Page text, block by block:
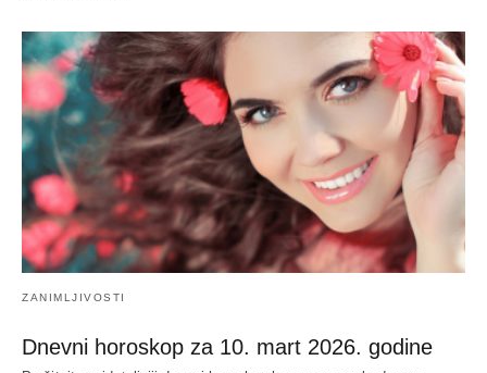
ZANIMLJIVOSTI
Dnevni horoskop za 10. mart 2026. godine